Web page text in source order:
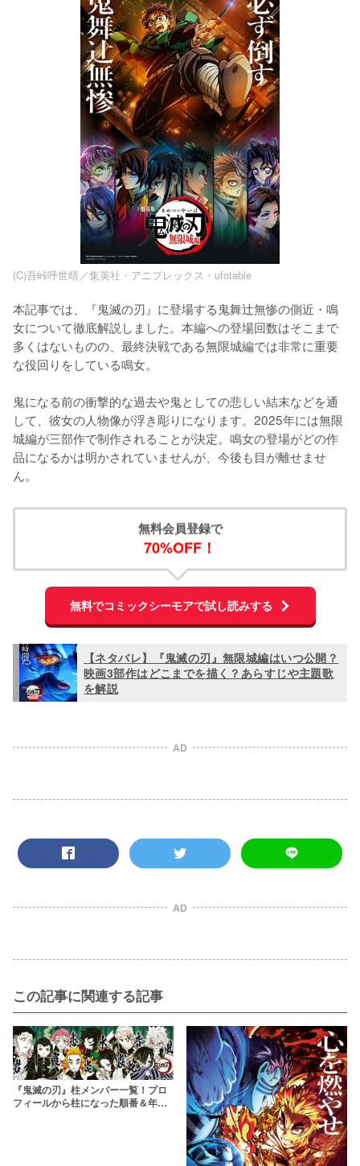
(C)吾峠呼世晴／集英社・アニプレックス・ufotable
本記事では、『鬼滅の刃』に登場する鬼舞辻無惨の側近・鳴
女について徹底解説しました。本編への登場回数はそこまで
多くはないものの、最終決戦である無限城編では非常に重要
な役回りをしている鳴女。
鬼になる前の衝撃的な過去や鬼としての悲しい結末などを通
して、彼女の人物像が浮き彫りになります。2025年には無限
城編が三部作で制作されることが決定。鳴女の登場がどの作
品になるかは明かされていませんが、今後も目が離せませ
ん。
無料会員登録で
70%OFF！
無料でコミックシーモアで試し読みする
【ネタバレ】『鬼滅の刃』無限城編はいつ公開？
映画3部作はどこまでを描く？あらすじや主題歌
を解説
AD
AD
この記事に関連する記事
『鬼滅の刃』柱メンバー一覧！プロ
フィールから柱になった順番＆年齢